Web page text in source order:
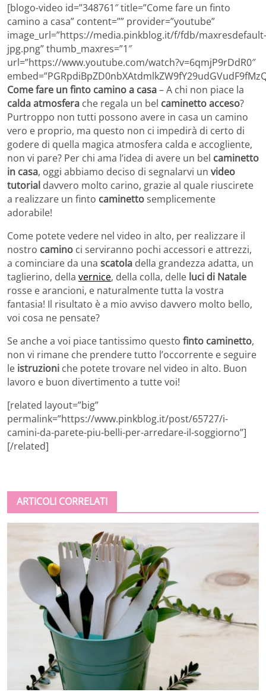
[blogo-video id=”348761″ title=”Come fare un finto
camino a casa” content=”” provider=”youtube”
image_url=”https://media.pinkblog.it/f/fdb/maxresdefault-
jpg.png” thumb_maxres=”1″
url=”https://www.youtube.com/watch?v=6qmjP9rDdR0″
Come fare un finto camino a casa– A chi non piace la
calda atmosfera che regala un bel caminetto acceso?
Purtroppo non tutti possono avere in casa un camino
vero e proprio, ma questo non ci impedirà di certo di
godere di quella magica atmosfera calda e accogliente,
non vi pare? Per chi ama l’idea di avere un bel caminetto
in casa, oggi abbiamo deciso di segnalarvi un video
tutorial davvero molto carino, grazie al quale riuscirete
a realizzare un finto caminettosemplicemente
adorabile!
Come potete vedere nel video in alto, per realizzare il
nostro camino ci serviranno pochi accessori e attrezzi,
a cominciare da una scatola della grandezza adatta, un
taglierino, della vernice, della colla, delle luci di Natale
rosse e arancioni, e naturalmente tutta la vostra
fantasia! Il risultato è a mio avviso davvero molto bello,
voi cosa ne pensate?
Se anche a voi piace tantissimo questo finto caminetto,
non vi rimane che prendere tutto l’occorrente e seguire
le istruzioni che potete trovare nel video in alto. Buon
lavoro e buon divertimento a tutte voi!
[related layout=”big”
permalink=”https://www.pinkblog.it/post/65727/i-
camini-da-parete-piu-belli-per-arredare-il-soggiorno”]
[/related]
ARTICOLI CORRELATI